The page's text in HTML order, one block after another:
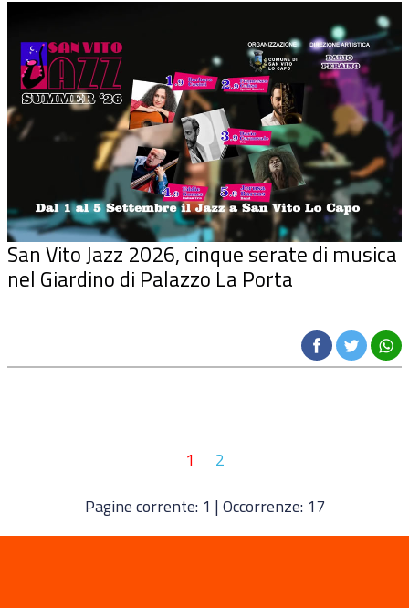
San Vito Jazz 2026, cinque serate di musica
nel Giardino di Palazzo La Porta
1
2
Pagine corrente: 1 | Occorrenze: 17